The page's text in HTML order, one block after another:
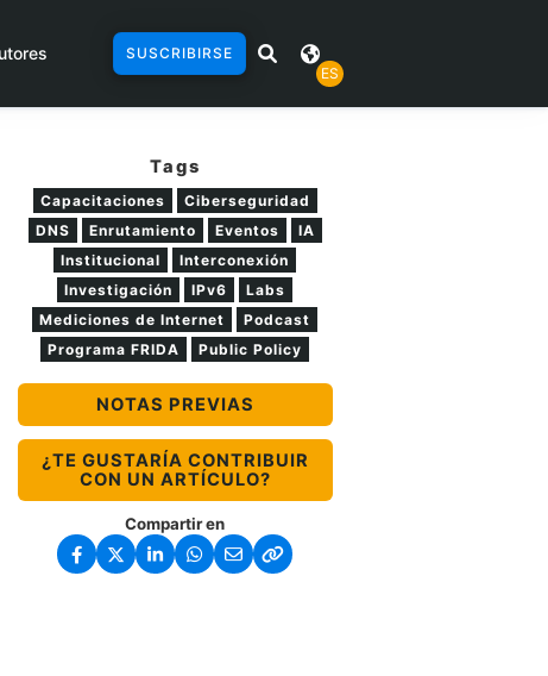
SUSCRIBIRSE
ES
Tags
Capacitaciones
Ciberseguridad
DNS
Enrutamiento Eventos
IA
Institucional
Interconexión
Investigación
IPv6
Labs
Mediciones de Internet
Podcast
Programa FRIDA
Public Policy
NOTAS PREVIAS
¿TE GUSTARÍA CONTRIBUIR
CON UN ARTÍCULO?
Compartir en